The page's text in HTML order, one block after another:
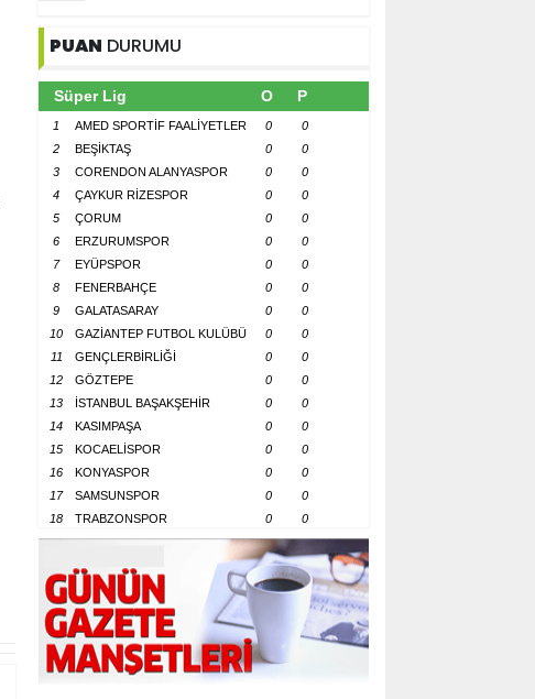
PUAN DURUMU
Süper Lig O P
1 AMED SPORTİF FAALİYETLER 0
0
2
BEŞİKTAŞ 0
0
3
CORENDON ALANYASPOR 0
0
4
ÇAYKUR RİZESPOR 0
0
5
ÇORUM 0
0
6
ERZURUMSPOR 0
0
7
EYÜPSPOR 0
0
8
FENERBAHÇE 0
0
9
GALATASARAY 0
0
10
GAZİANTEP FUTBOL KULÜBÜ 0
0
11
GENÇLERBİRLİĞİ 0
0
12
GÖZTEPE 0
0
13
İSTANBUL BAŞAKŞEHİR 0
0
14
KASIMPAŞA 0
0
15
KOCAELİSPOR 0
0
16
KONYASPOR 0
0
17
SAMSUNSPOR 0
0
18
TRABZONSPOR 0 0